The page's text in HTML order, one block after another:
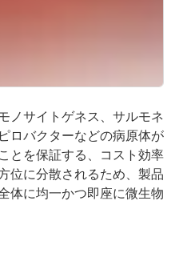
ノサイトゲネス、サルモネ
ロバクターなどの病原体が
とを保証する、コスト効率
位に分散されるため、製品
体に均一かつ即座に微生物